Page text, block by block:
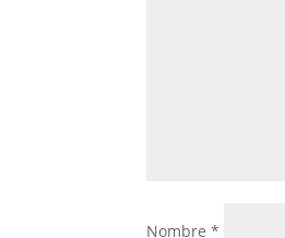
Nombre*